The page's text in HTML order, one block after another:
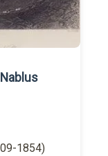
Nablus
1854)